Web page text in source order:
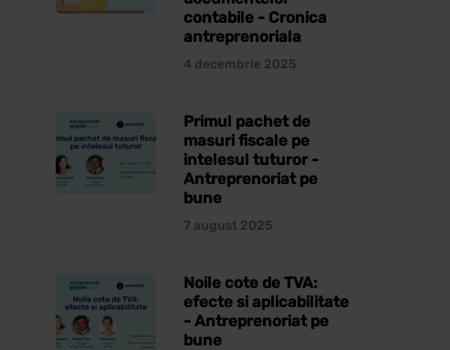
contabile - Cronica
antreprenoriala
4 decembrie 2025
Primul pachet de
masuri fiscale pe
intelesul tuturor -
Antreprenoriat pe
bune
7 august 2025
Noile cote de TVA:
efecte si aplicabilitate
- Antreprenoriat pe
bune